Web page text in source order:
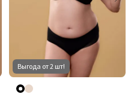
Выгода от 2 шт!